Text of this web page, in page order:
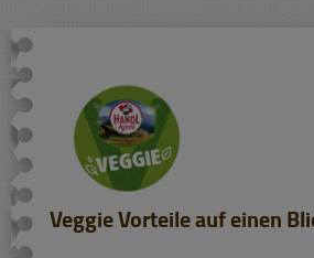
Veggie Vorteile auf einen